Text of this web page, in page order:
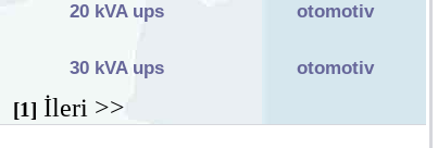
20 kVA ups otomotiv
30 kVA ups otomotiv
[1] İleri >>